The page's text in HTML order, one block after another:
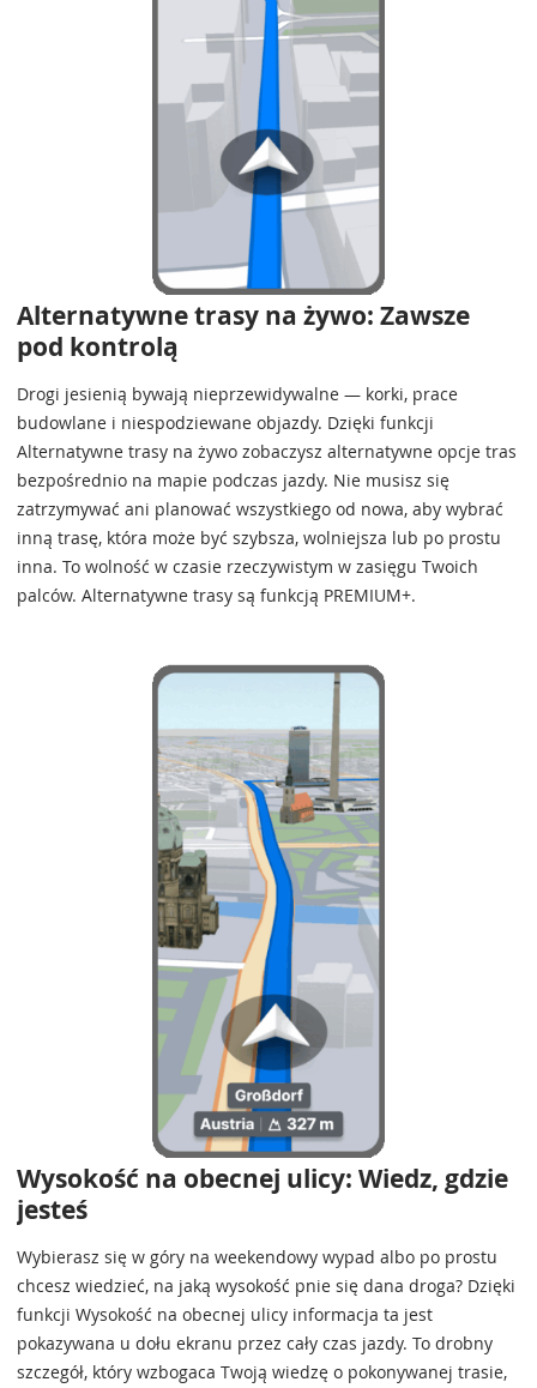
Alternatywne trasy na żywo: Zawsze
pod kontrolą
Drogi jesienią bywają nieprzewidywalne — korki, prace
budowlane i niespodziewane objazdy. Dzięki funkcji
Alternatywne trasy na żywo zobaczysz alternatywne opcje tras
bezpośrednio na mapie podczas jazdy. Nie musisz się
zatrzymywać ani planować wszystkiego od nowa, aby wybrać
inną trasę, która może być szybsza, wolniejsza lub po prostu
inna. To wolność w czasie rzeczywistym w zasięgu Twoich
palców. Alternatywne trasy są funkcją PREMIUM+.
Wysokość na obecnej ulicy: Wiedz, gdzie
jesteś
Wybierasz się w góry na weekendowy wypad albo po prostu
chcesz wiedzieć, na jaką wysokość pnie się dana droga? Dzięki
funkcji Wysokość na obecnej ulicy informacja ta jest
pokazywana u dołu ekranu przez cały czas jazdy. To drobny
szczegół, który wzbogaca Twoją wiedzę o pokonywanej trasie,